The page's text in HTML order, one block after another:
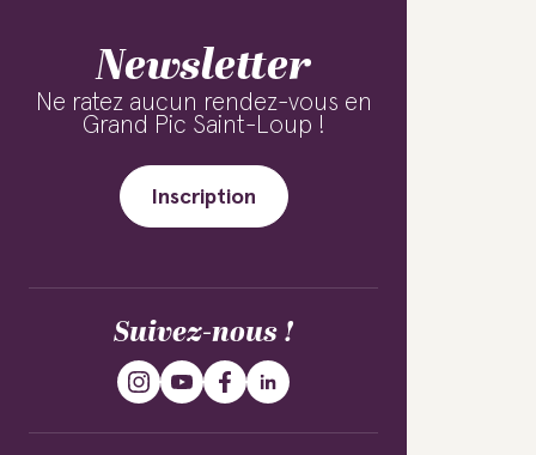
Newsletter
Ne ratez aucun rendez-vous en
Grand Pic Saint-Loup !
Inscription
Suivez-nous !